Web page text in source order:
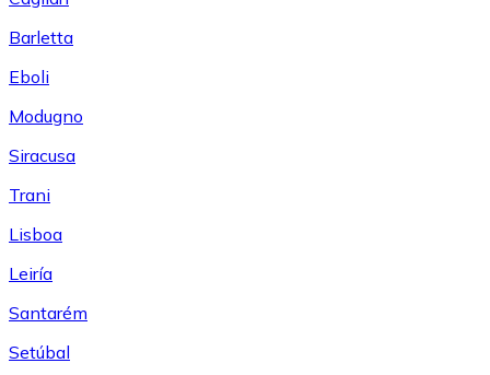
Barletta
Eboli
Modugno
Siracusa
Trani
Lisboa
Leiría
Santarém
Setúbal